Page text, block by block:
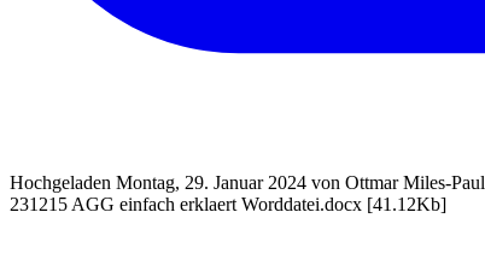
Hochgeladen Montag, 29. Januar 2024 von Ottmar Miles-Paul
231215 AGG einfach erklaert Worddatei.docx [41.12Kb]